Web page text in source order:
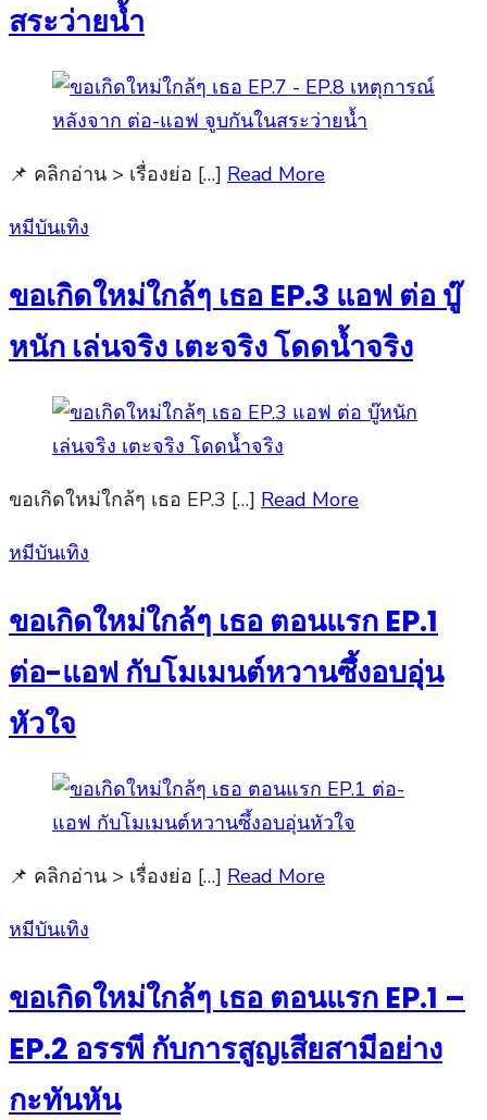
สระว่ายน้ำ
📌 คลิกอ่าน > เรื่องย่อ […] Read More
Posted
หมีบันเทิง
ขอเกิดใหม่ใกล้ๆ เธอ EP.3 แอฟ ต่อ บู๊
หนัก เล่นจริง เตะจริง โดดน้ำจริง
ขอเกิดใหม่ใกล้ๆ เธอ EP.3 […] Read More
Posted
หมีบันเทิง
ขอเกิดใหม่ใกล้ๆ เธอ ตอนแรก EP.1
ต่อ-แอฟ กับโมเมนต์หวานซึ้งอบอุ่น
หัวใจ
📌 คลิกอ่าน > เรื่องย่อ […] Read More
Posted
หมีบันเทิง
ขอเกิดใหม่ใกล้ๆ เธอ ตอนแรก EP.1 –
EP.2 อรรพี กับการสูญเสียสามีอย่าง
กะทันหัน